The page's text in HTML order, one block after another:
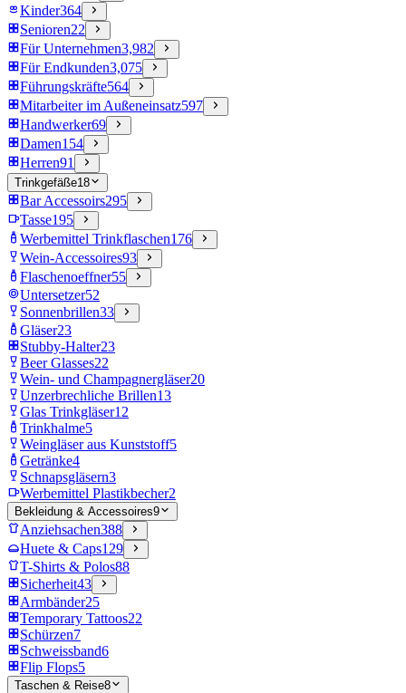
Kinder364
Senioren22
Für Unternehmen3,982
Für Endkunden3,075
Führungskräfte564
Mitarbeiter im Außeneinsatz597
Handwerker69
Damen154
Herren91
Trinkgefäße18
Bar Accessoirs295
Tasse195
Werbemittel Trinkflaschen176
Wein-Accessoires93
Flaschenoeffner55
Untersetzer52
Sonnenbrillen33
Gläser23
Stubby-Halter23
Beer Glasses22
Wein- und Champagnergläser20
Unzerbrechliche Brillen13
Glas Trinkgläser12
Trinkhalme5
Weingläser aus Kunststoff5
Getränke4
Schnapsgläsern3
Werbemittel Plastikbecher2
Bekleidung & Accessoires9
Anziehsachen388
Huete & Caps129
T-Shirts & Polos88
Sicherheit43
Armbänder25
Temporary Tattoos22
Schürzen7
Schweissband6
Flip Flops5
Taschen & Reise8